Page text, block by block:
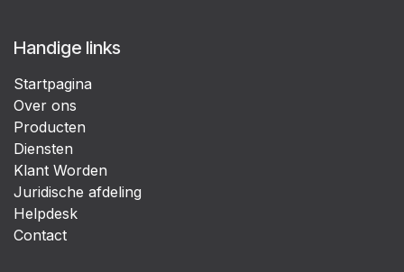
Handige links
Startpagina
Over ons
Producten
Diensten
Klant Worden
Juridische afdeling
Helpdesk
Contact